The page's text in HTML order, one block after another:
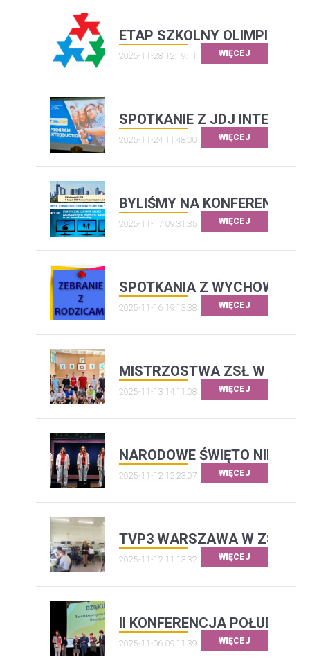
ETAP SZKOLNY OLIMPIADY
2025-11-28 12:19:11 WIĘCEJ
SPOTKANIE Z JDJ
2025-11-24 11:48:00 WIĘCEJ
BYLIŚMY NA KONFERENCJI
2025-11-17 09:31:35 WIĘCEJ
SPOTKANIA Z
2025-11-16 19:13:38 WIĘCEJ
MISTRZOSTWA ZSŁ W
2025-11-13 14:11:08 WIĘCEJ
NARODOWE ŚWIĘTO
2025-11-12 12:23:07 WIĘCEJ
TVP3 WARSZAWA W ZSŁ
2025-11-12 11:13:32 WIĘCEJ
II KONFERENCJA
2025-11-06 09:11:39 WIĘCEJ